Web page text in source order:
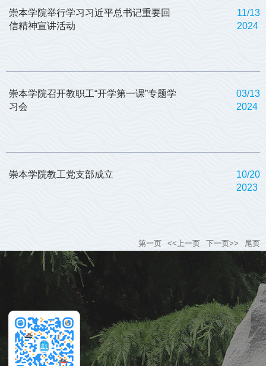
崇本学院举行学习习近平总书记重要回
信精神宣讲活动
11/13
2024
崇本学院召开教职工“开学第一课”专题学
习会
03/13
2024
崇本学院教工党支部成立
10/20
2023
第一页 <<上一页 下一页>> 尾页